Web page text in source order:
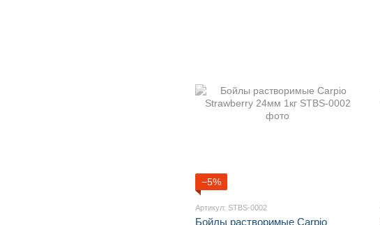
−5%
Артикул: STBS-0002
Бойлы растворимые Carpio